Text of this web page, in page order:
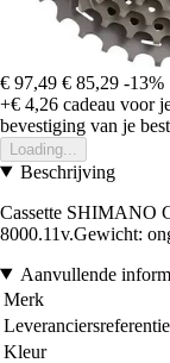
€ 97,49 € 85,29 -13%
+€ 4,26 cadeau voor
bevestiging van je
Loading...
Beschrijving
Cassette SHIMANO
8000.11v.Gewicht:
Aanvullende
Merk
Leveranciersreferentie
Kleur